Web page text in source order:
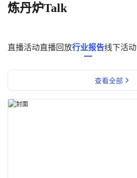
数据中心
消费者说
解决方案
金融市场解决方案
炼丹炉Talk
直播活动直播回放行业报告线下活动
查看全部